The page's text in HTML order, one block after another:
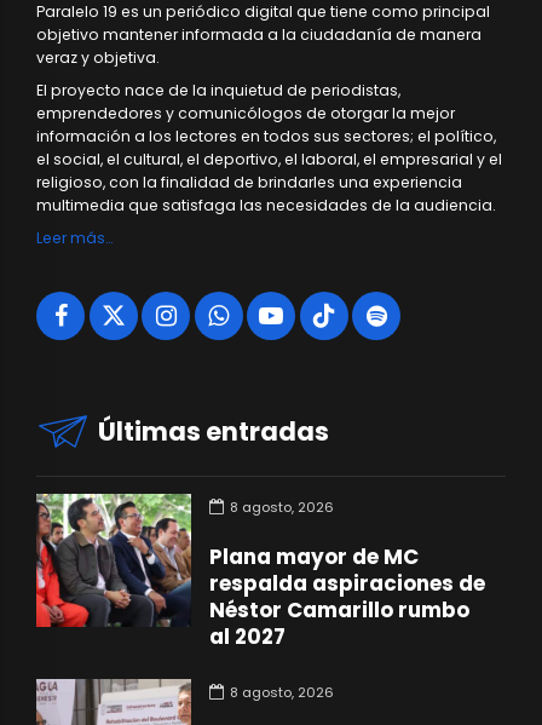
Paralelo 19 es un periódico digital que tiene como principal
objetivo mantener informada a la ciudadanía de manera
veraz y objetiva.
El proyecto nace de la inquietud de periodistas,
emprendedores y comunicólogos de otorgar la mejor
información a los lectores en todos sus sectores; el político,
el social, el cultural, el deportivo, el laboral, el empresarial y el
religioso, con la finalidad de brindarles una experiencia
multimedia que satisfaga las necesidades de la audiencia.
Leer más…
Últimas entradas
8 agosto, 2026
Plana mayor de MC
respalda aspiraciones de
Néstor Camarillo rumbo
al 2027
8 agosto, 2026